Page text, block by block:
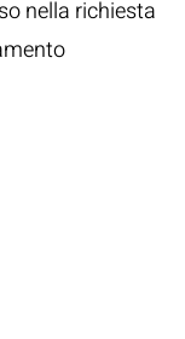
nella richiesta